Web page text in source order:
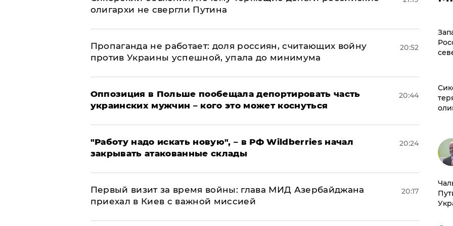
олигархи не свергли Путина
​Пропаганда не работает: доля россиян, считающих войну
против Украины успешной, упала до минимума
20:52
Оппозиция в Польше пообещала депортировать часть
украинских мужчин – кого это может коснуться
20:44
"Работу надо искать новую", – в РФ Wildberries начал
закрывать атакованные склады
20:24
Первый визит за время войны: глава МИД Азербайджана
приехал в Киев с важной миссией
20:17